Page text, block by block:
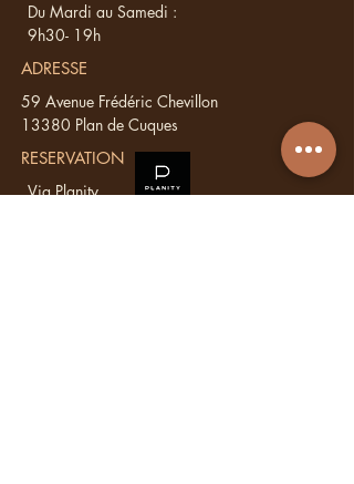
Du Mardi au Samedi :
9h30- 19h
ADRESSE
59 Avenue Frédéric Chevillon
13380 Plan de Cuques
RESERVATION
Via Planity